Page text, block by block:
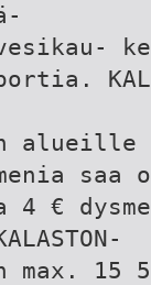
menia
4 €
max.